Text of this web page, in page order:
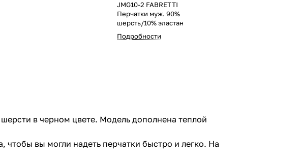
JMG10-2 FABRETTI
Перчатки муж. 90%
шерсть/10% эластан
Подробности
в черном цвете. Модель дополнена теплой
вы могли надеть перчатки быстро и легко. На